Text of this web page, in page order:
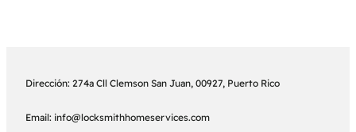
Dirección: 274a Cll Clemson San Juan, 00927, Puerto Rico
Email: info@locksmithhomeservices.com